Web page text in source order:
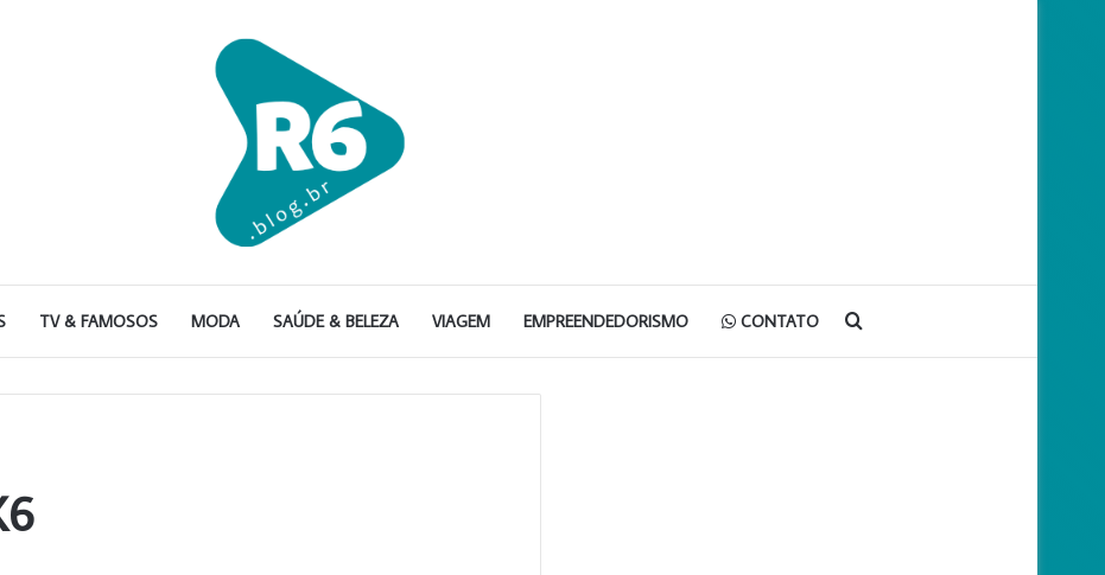
TV & FAMOSOS MODA SAÚDE & BELEZA VIAGEM EMPREENDEDORISMO CONTATO Procurar